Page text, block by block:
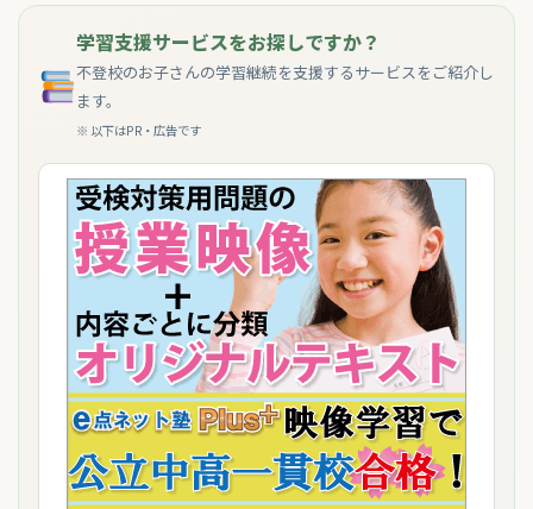
学習支援サービスをお探しですか？
不登校のお子さんの学習継続を支援するサービスをご紹介し
ます。
※ 以下はPR・広告です